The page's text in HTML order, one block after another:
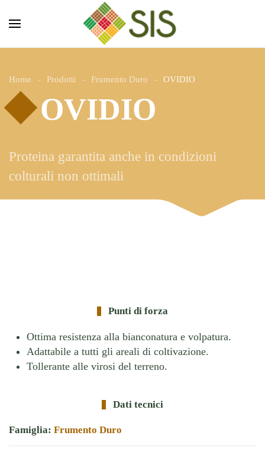
Skip to main content
Home Prodotti Frumento Duro OVIDIO
OVIDIO
Proteina garantita anche in condizioni
colturali non ottimali
Punti di forza
Ottima resistenza alla bianconatura e volpatura.
Adattabile a tutti gli areali di coltivazione.
Tollerante alle virosi del terreno.
Dati tecnici
Famiglia: Frumento Duro